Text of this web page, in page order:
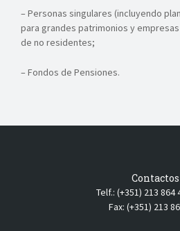
– Personas singulares (incluyendo
para grandes patrimonios y
de no residentes;
– Fondos de Pensiones.
Contactos
Telf.: (+351) 213 864
Fax: (+351) 213